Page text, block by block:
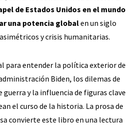
de Estados Unidos en el mundo
una potencia globalen un siglo
y crisis humanitarias.
para entender la política exterior de
Biden, los dilemas de
y la influencia de figuras clave
el curso de la historia. La prosa de
convierte este libro en una lectura